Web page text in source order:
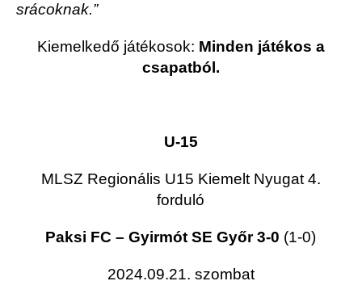
srácoknak.”
Kiemelkedő játékosok: Minden játékos a
csapatból.
U-15
MLSZ Regionális U15 Kiemelt Nyugat 4.
forduló
Paksi FC – Gyirmót SE Győr 3-0 (1-0)
2024.09.21. szombat